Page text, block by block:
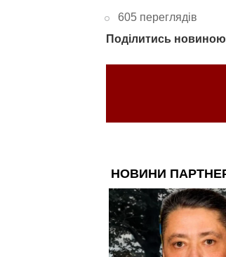
605 переглядів
Поділитись новиною